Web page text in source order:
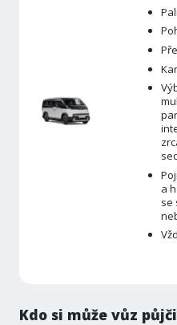
a
se
Kdo si může vůz